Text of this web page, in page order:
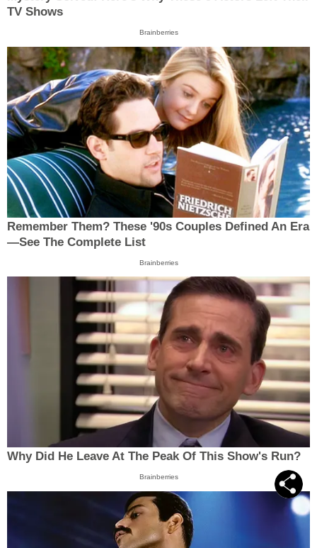
TV Shows
Brainberries
Remember Them? These '90s Couples Defined An Era
—See The Complete List
Brainberries
Why Did He Leave At The Peak Of This Show's Run?
Brainberries